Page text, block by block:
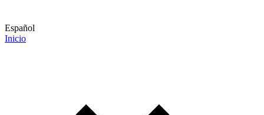
Español
Inicio